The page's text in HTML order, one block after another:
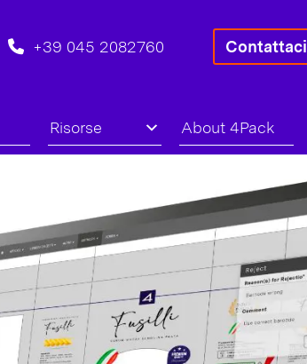
+39 045 2082760 Contattaci
Risorse About 4Pack